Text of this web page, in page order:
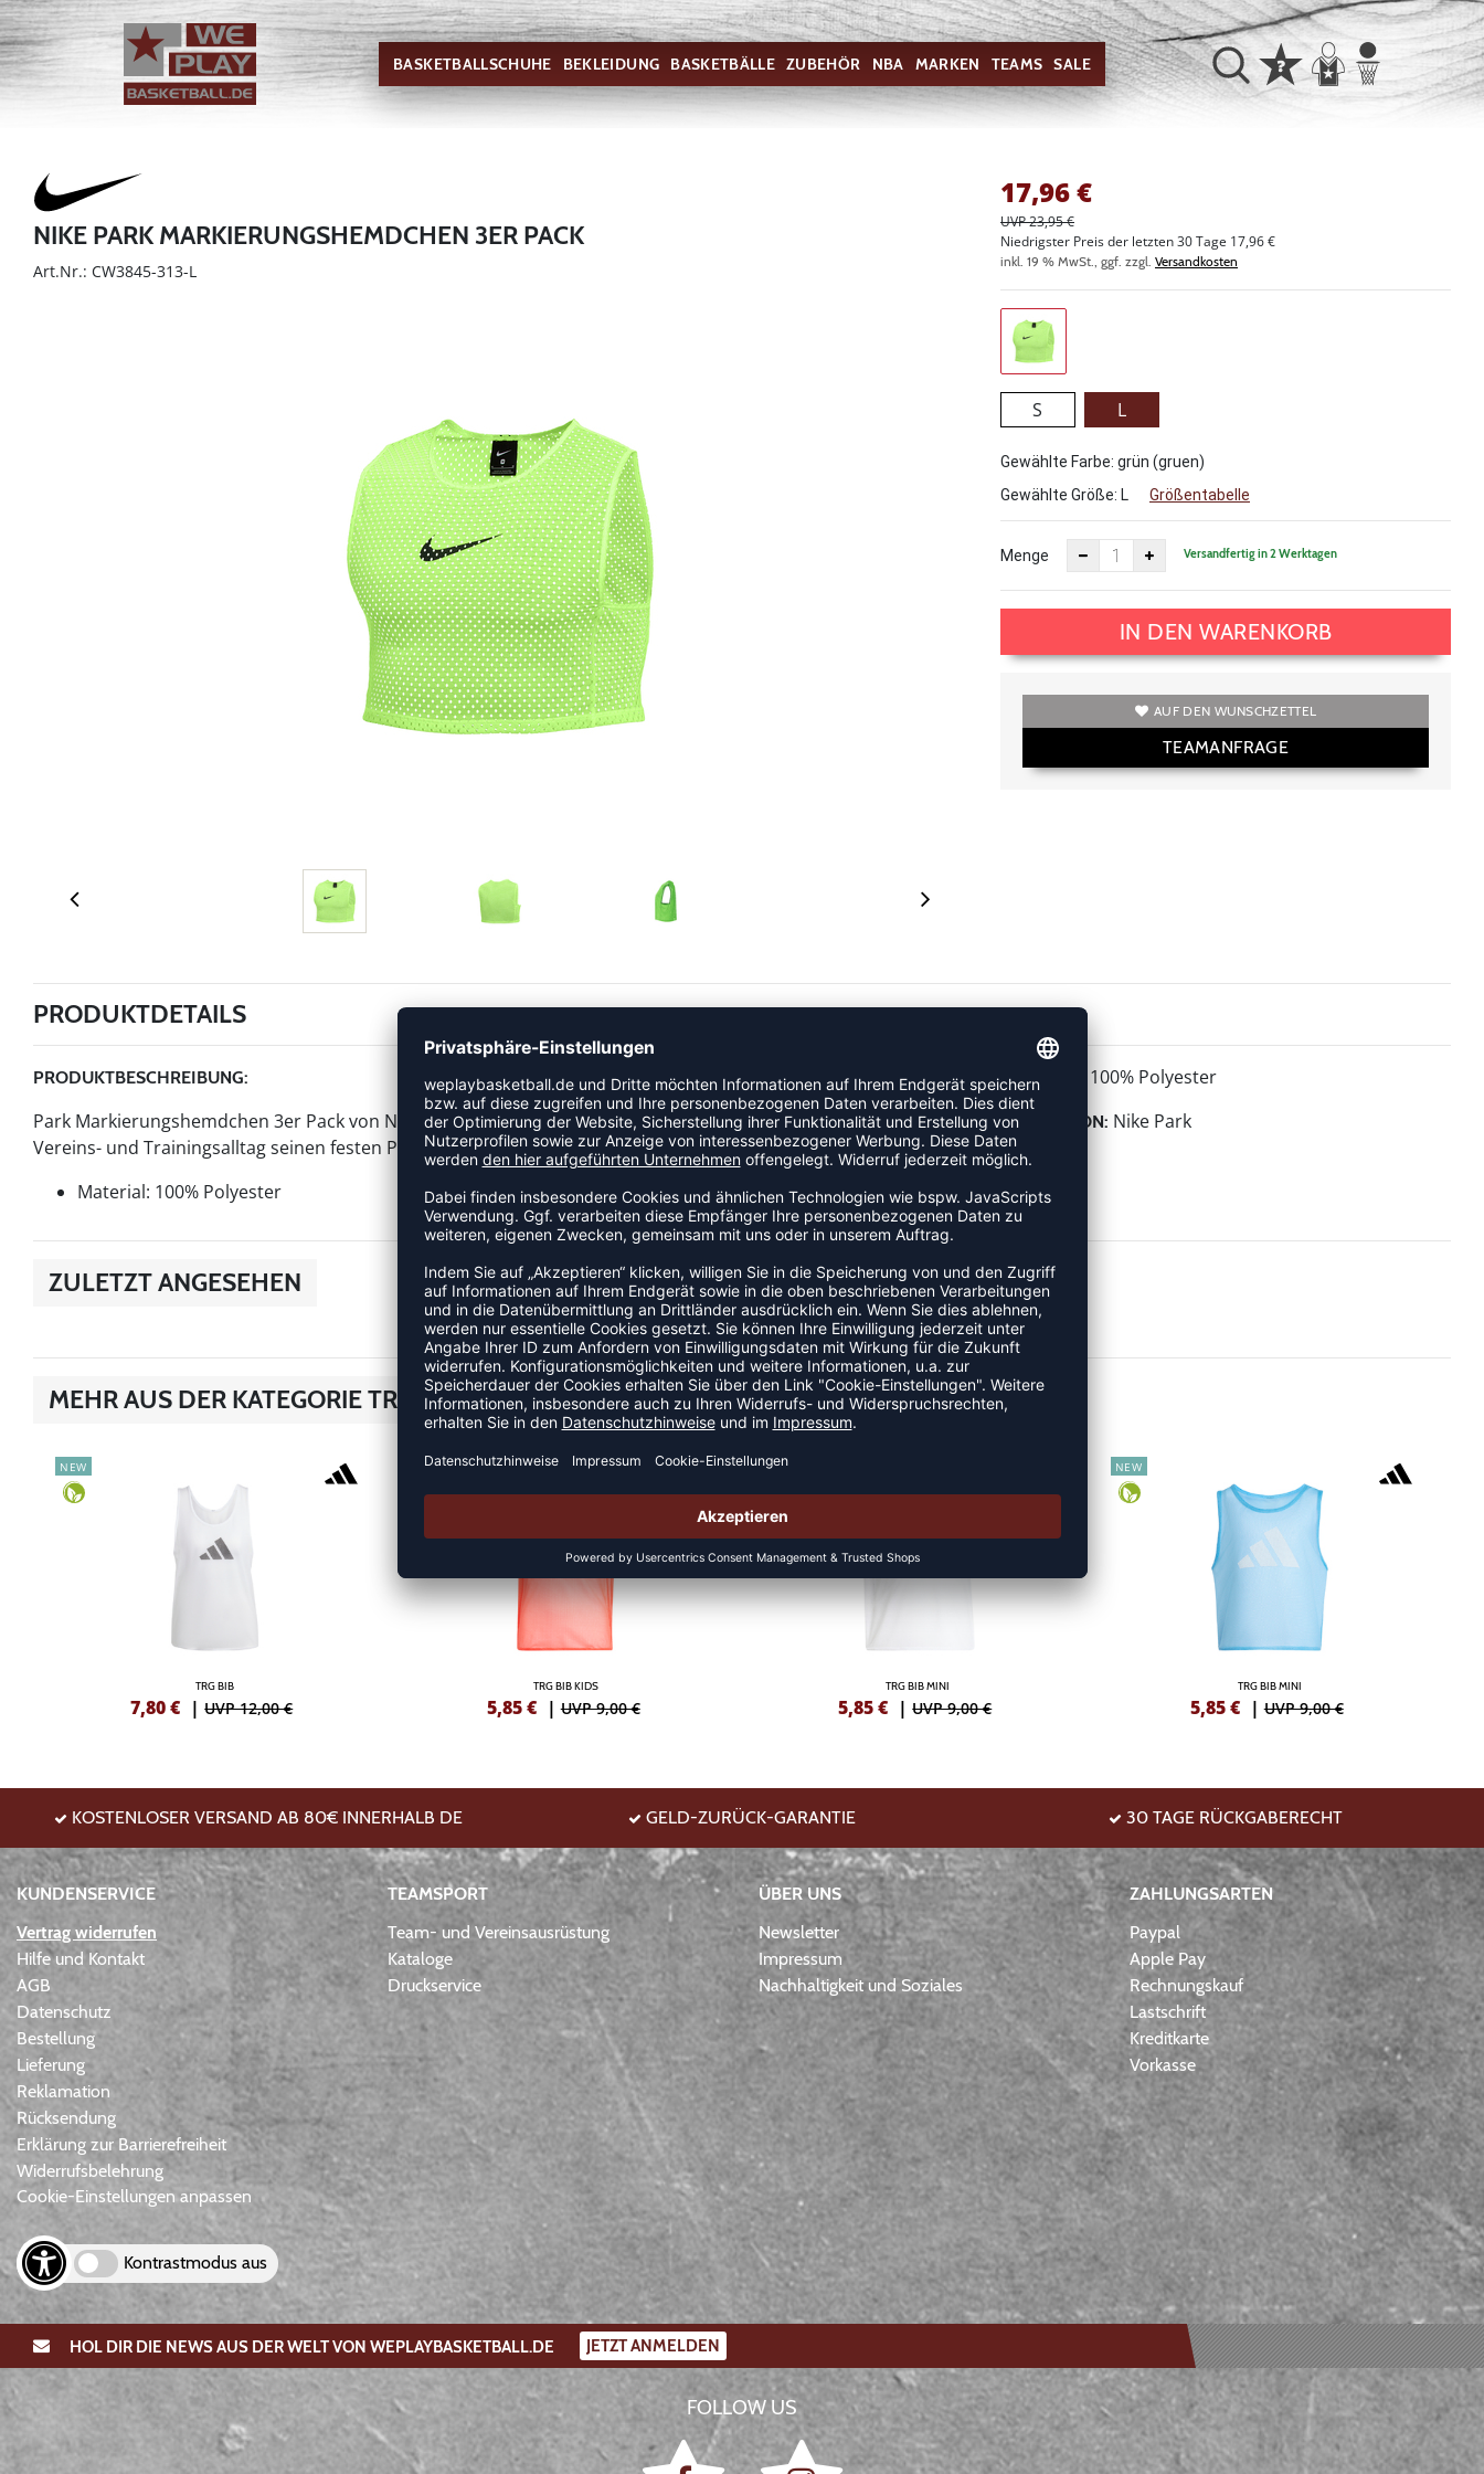
BASKETBALLSCHUHE BEKLEIDUNG BASKETBÄLLE ZUBEHÖR NBA MARKEN TEAMS SALE
NIKE PARK MARKIERUNGSHEMDCHEN 3ER PACK
Art.Nr.: CW3845-313-L
17,96€
UVP 23,95 €
Niedrigster Preis der letzten 30 Tage 17,96 €
inkl. 19 % MwSt., ggf. zzgl. Versandkosten
S L
Gewählte Farbe: grün (gruen)
Gewählte Größe: L Größentabelle
Menge Versandfertig in 2 Werktagen
IN DEN WARENKORB
AUF DEN WUNSCHZETTEL
TEAMANFRAGE
PRODUKTDETAILS
PRODUKTBESCHREIBUNG:
Park Markierungshemdchen 3er Pack von Nike ist ein Artikel der Kategorie Leibchen. Ein Ausrüstungsteil, das im
Vereins- und Trainingsalltag seinen festen Platz hat. Das Modell ist Teil der Nike Park-Kollektion.
Material: 100% Polyester
MATERIAL: 100% Polyester
KOLLEKTION: Nike Park
ZULETZT ANGESEHEN
MEHR AUS DER KATEGORIE TRAININGSZUBEHÖR
NEW
TRG BIB
7,80€ |UVP 12,00 €
NEW
TRG BIB KIDS
5,85€ |UVP 9,00 €
NEW
TRG BIB MINI
5,85€ |UVP 9,00 €
NEW
TRG BIB MINI
5,85€ |UVP 9,00 €
KOSTENLOSER VERSAND AB 80€ INNERHALB DE GELD-ZURÜCK-GARANTIE 30 TAGE RÜCKGABERECHT
KUNDENSERVICE
Vertrag widerrufen
Hilfe und Kontakt
AGB
Datenschutz
Bestellung
Lieferung
Reklamation
Rücksendung
Erklärung zur Barrierefreiheit
Widerrufsbelehrung
Cookie-Einstellungen anpassen
Kontrastmodus aus
TEAMSPORT
Team- und Vereinsausrüstung
Kataloge
Druckservice
ÜBER UNS
Newsletter
Impressum
Nachhaltigkeit und Soziales
ZAHLUNGSARTEN
Paypal
Apple Pay
Rechnungskauf
Lastschrift
Kreditkarte
Vorkasse
HOL DIR DIE NEWS AUS DER WELT VON WEPLAYBASKETBALL.DE JETZT ANMELDEN
FOLLOW US